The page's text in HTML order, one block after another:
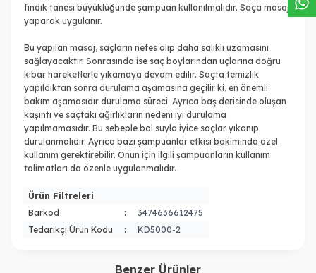
fındık tanesi büyüklüğünde şampuan kullanılmalıdır. Saça masaj
yaparak uygulanır.
Bu yapılan masaj, saçların nefes alıp daha salıklı uzamasını
sağlayacaktır. Sonrasında ise saç boylarından uçlarına doğru
kibar hareketlerle yıkamaya devam edilir. Saçta temizlik
yapıldıktan sonra durulama aşamasına geçilir ki, en önemli
bakım aşamasıdır durulama süreci. Ayrıca baş derisinde oluşan
kaşıntı ve saçtaki ağırlıkların nedeni iyi durulama
yapılmamasıdır. Bu sebeple bol suyla iyice saçlar yıkanıp
durulanmalıdır. Ayrıca bazı şampuanlar etkisi bakımında özel
kullanım gerektirebilir. Onun için ilgili şampuanların kullanım
talimatları da özenle uygulanmalıdır.
Ürün Filtreleri
Barkod
:
3474636612475
Tedarikçi Ürün Kodu
: KD5000-2
Benzer Ürünler